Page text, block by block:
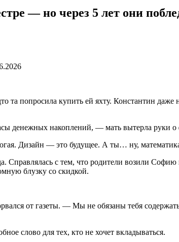
— но через 5 лет они
та попросила купить ей яхту. Константин
накоплений, — мать вытерла руки о
Дизайн — это будущее. А ты… ну,
Справлялась с тем, что родители возили
блузку со скидкой.
от газеты. — Мы не обязаны тебя
слово для тех, кто не хочет вкладываться.